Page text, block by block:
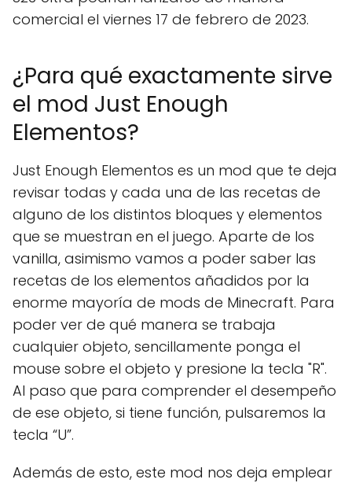
comercial el viernes 17 de febrero de 2023.
¿Para qué exactamente sirve
el mod Just Enough
Elementos?
Just Enough Elementos es un mod que te deja
revisar todas y cada una de las recetas de
alguno de los distintos bloques y elementos
que se muestran en el juego. Aparte de los
vanilla, asimismo vamos a poder saber las
recetas de los elementos añadidos por la
enorme mayoría de mods de Minecraft. Para
poder ver de qué manera se trabaja
cualquier objeto, sencillamente ponga el
mouse sobre el objeto y presione la tecla "R".
Al paso que para comprender el desempeño
de ese objeto, si tiene función, pulsaremos la
tecla “U”.
Además de esto, este mod nos deja emplear